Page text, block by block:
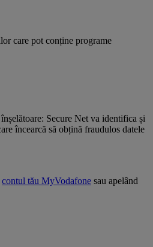
care pot conține programe
Secure Net va identifica și
încearcă să obțină fraudulos datele
contul tău MyVodafone sau apelând